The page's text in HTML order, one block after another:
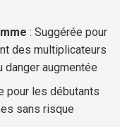
: Suggérée pour
des multiplicateurs
danger augmentée
pour les débutants
sans risque